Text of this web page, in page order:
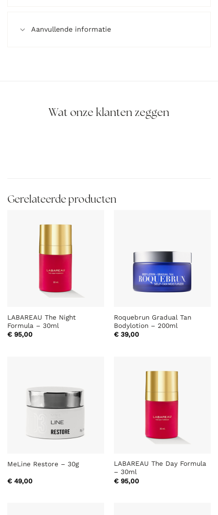
Aanvullende informatie
Wat onze klanten zeggen
Gerelateerde producten
LABAREAU The Night
Formula – 30ml
€95,00
Roquebrun Gradual Tan
Bodylotion – 200ml
€39,00
MeLine Restore – 30g
€49,00
LABAREAU The Day Formula
– 30ml
€95,00